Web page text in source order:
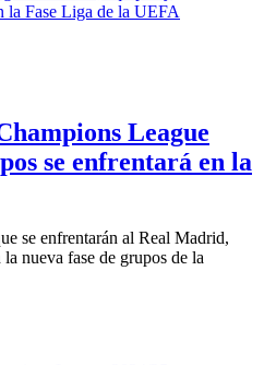
League
se enfrentará en la
se enfrentarán al Real Madrid,
nueva fase de grupos de la